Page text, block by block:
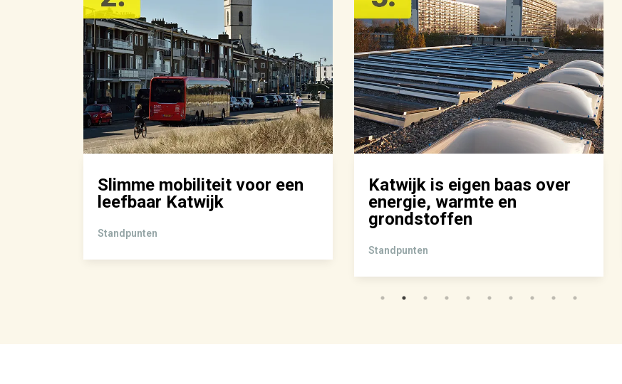
Slimme mobiliteit voor een
leefbaar Katwijk
Standpunten
Katwijk is eigen baas over
energie, warmte en
grondstoffen
Standpunten